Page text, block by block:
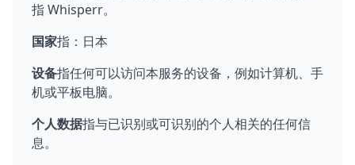
指 Whisperr。
国家指：日本
设备指任何可以访问本服务的设备，例如计算机、手
机或平板电脑。
个人数据指与已识别或可识别的个人相关的任何信
息。